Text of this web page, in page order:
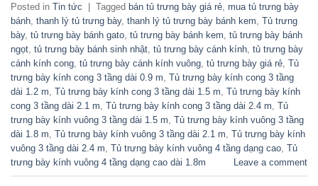
Posted in Tin tức Tagged bán tủ trưng bày giá rẻ mua tủ trưng bày
bánh thanh lý tủ trưng bày, thanh lý tủ trưng bày bánh kem Tủ trưng
bày, tủ trưng bày bánh gato tủ trưng bày bánh kem tủ trưng bày bánh
ngọt tủ trưng bày bánh sinh nhật tủ trưng bày cánh kính tủ trưng bày
cánh kính cong tủ trưng bày cánh kính vuông tủ trưng bày giá rẻ Tủ
trưng bày kính cong 3 tầng dài 0.9 m Tủ trưng bày kính cong 3 tầng
dài 1.2 m Tủ trưng bày kính cong 3 tầng dài 1.5 m Tủ trưng bày kính
cong 3 tầng dài 2.1 m Tủ trưng bày kính cong 3 tầng dài 2.4 m Tủ
trưng bày kính vuông 3 tầng dài 1.5 m Tủ trưng bày kính vuông 3 tầng
dài 1.8 m Tủ trưng bày kính vuông 3 tầng dài 2.1 m Tủ trưng bày kính
vuông 3 tầng dài 2.4 m Tủ trưng bày kính vuông 4 tầng dạng cao Tủ
trưng bày kính vuông 4 tầng dạng cao dài 1.8m
Leave a comment